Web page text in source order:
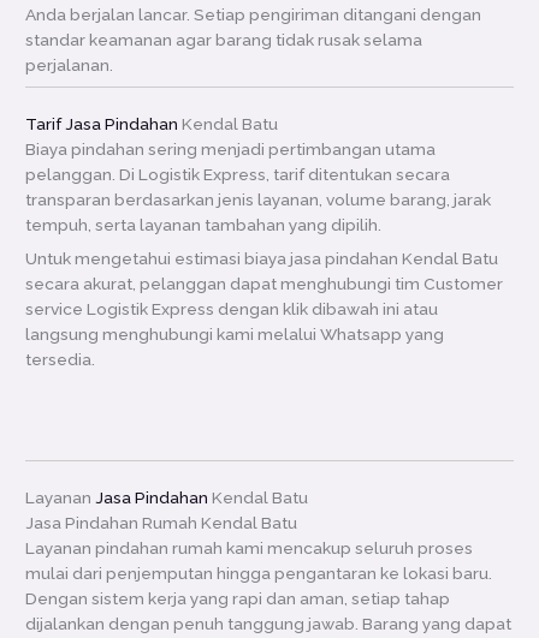
Anda berjalan lancar. Setiap pengiriman ditangani dengan
standar keamanan agar barang tidak rusak selama
perjalanan.
Tarif Jasa Pindahan Kendal Batu
Biaya pindahan sering menjadi pertimbangan utama
pelanggan. Di Logistik Express, tarif ditentukan secara
transparan berdasarkan jenis layanan, volume barang, jarak
tempuh, serta layanan tambahan yang dipilih.
Untuk mengetahui estimasi biaya jasa pindahan Kendal Batu
secara akurat, pelanggan dapat menghubungi tim Customer
service Logistik Express dengan klik dibawah ini atau
langsung menghubungi kami melalui Whatsapp yang
tersedia.
LayananJasa Pindahan Kendal Batu
Jasa Pindahan Rumah Kendal Batu
Layanan pindahan rumah kami mencakup seluruh proses
mulai dari penjemputan hingga pengantaran ke lokasi baru.
Dengan sistem kerja yang rapi dan aman, setiap tahap
dijalankan dengan penuh tanggung jawab. Barang yang dapat